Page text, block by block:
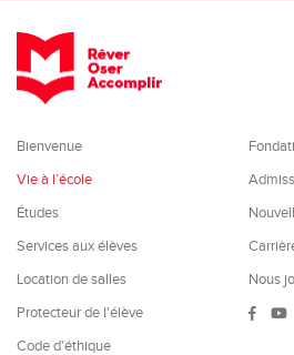
Bienvenue
Vie à l’école
Études
Services aux élèves
Location de salles
Protecteur de l'élève
Code d'éthique
Nous